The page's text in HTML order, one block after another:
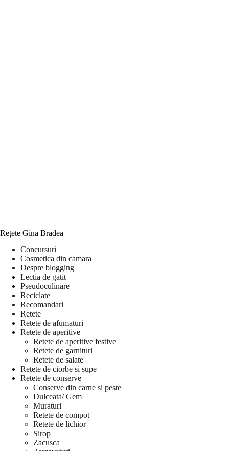
Rețete Gina Bradea
Concursuri
Cosmetica din camara
Despre blogging
Lectia de gatit
Pseudoculinare
Reciclate
Recomandari
Retete
Retete de afumaturi
Retete de aperitive
Retete de aperitive festive
Retete de garnituri
Retete de salate
Retete de ciorbe si supe
Retete de conserve
Conserve din carne si peste
Dulceata/ Gem
Muraturi
Retete de compot
Retete de lichior
Sirop
Zacusca